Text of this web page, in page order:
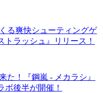
る爽快シューティングゲ
ラッシュ』リリース！
た！『鋼嵐 - メカラシ』
ボ後半が開催！